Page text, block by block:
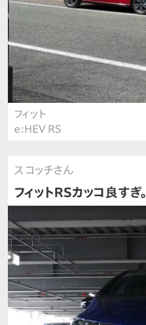
フィット
e:HEV RS
スコッチさん
フィットRSカッコ良すぎ。